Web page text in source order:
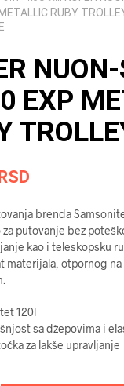
RUBY
EXP
brenda
putovanje bez
kao i teleskopsku
materijala, otpornog
120l
sa džepovima i
za lakše upravljanje